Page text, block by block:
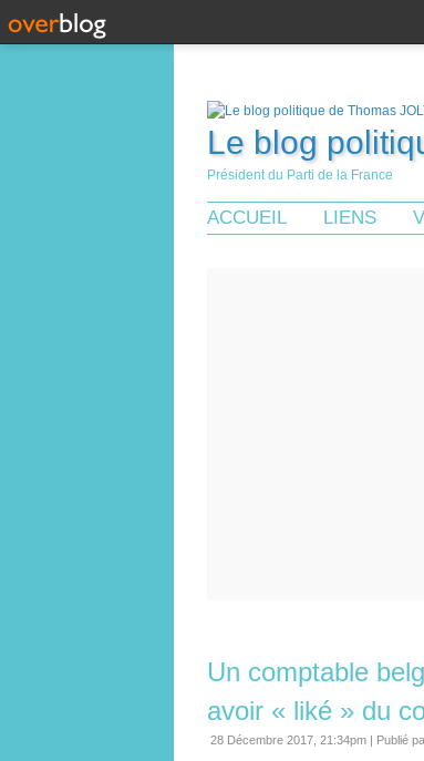
Le blog
Président du Parti de la France
ACCUEIL LIENS
Un comptable
avoir « liké » du
28 Décembre 2017, 21:34pm | Publié